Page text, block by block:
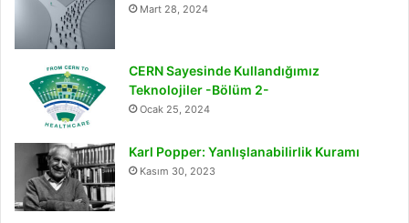
Mart 28, 2024
CERN Sayesinde Kullandığımız
Teknolojiler -Bölüm 2-
Ocak 25, 2024
Karl Popper: Yanlışlanabilirlik Kuramı
Kasım 30, 2023